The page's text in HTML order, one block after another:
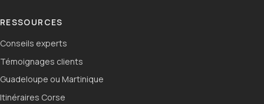
RESSOURCES
Conseils experts
Témoignages clients
Guadeloupe ou Martinique
Itinéraires Corse